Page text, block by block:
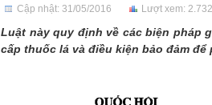
Cập nhật: 31/05/2016 Lượt xem: 2.732
Luật này quy định về các biện pháp
cấp thuốc lá và điều kiện bảo đảm